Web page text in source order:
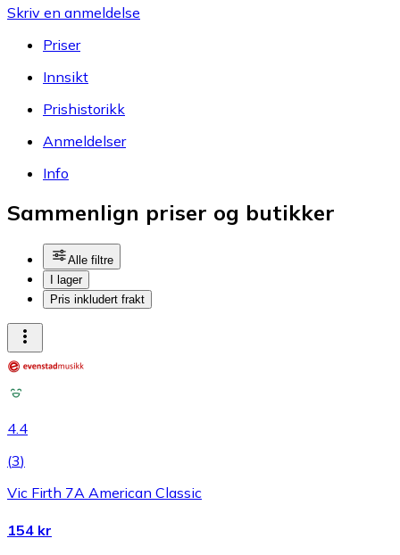
Skriv en anmeldelse
Priser
Innsikt
Prishistorikk
Anmeldelser
Info
Sammenlign priser og butikker
Alle filtre
I lager
Pris inkludert frakt
4.4
(3)
Vic Firth 7A American Classic
154 kr